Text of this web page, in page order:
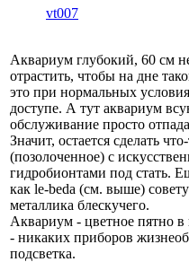
vt007
Аквариум глубокий, 60 см
отрастить, чтобы на дне
это при нормальных
доступе. А тут аквариум
обслуживание просто
Значит, остается сделать
(позолоченное) с
гидробионтами под стать.
как le-beda (см. выше)
металлика блескучего.
Аквариум - цветное пятно
- никаких приборов
подсветка.